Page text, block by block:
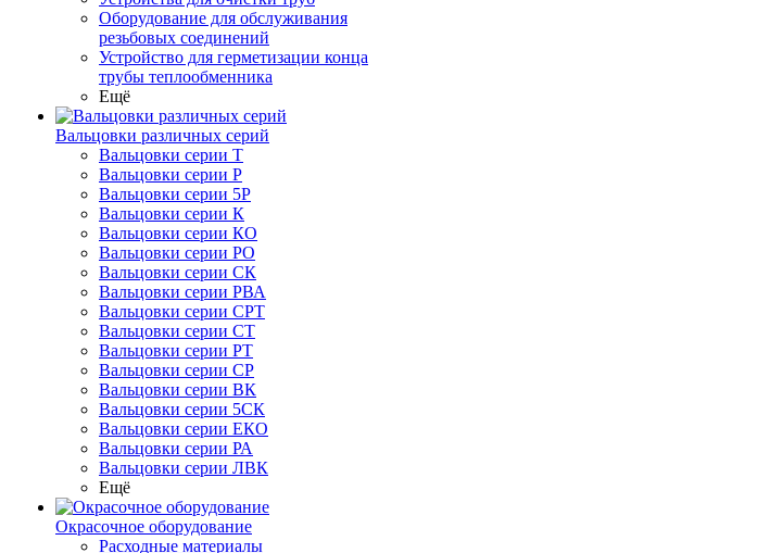
Оборудование для обслуживания
резьбовых соединений
Устройство для герметизации конца
трубы теплообменника
Ещё
Вальцовки различных серий
Вальцовки серии Т
Вальцовки серии Р
Вальцовки серии 5Р
Вальцовки серии К
Вальцовки серии КО
Вальцовки серии РО
Вальцовки серии СК
Вальцовки серии РВА
Вальцовки серии СРТ
Вальцовки серии СТ
Вальцовки серии РТ
Вальцовки серии СР
Вальцовки серии ВК
Вальцовки серии 5СК
Вальцовки серии ЕКО
Вальцовки серии РА
Вальцовки серии ЛВК
Ещё
Окрасочное оборудование
Расходные материалы